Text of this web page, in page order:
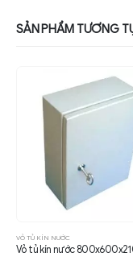
SẢN PHẨM TƯƠNG
VỎ TỦ KÍN NƯỚC
Vỏ tủ kín nước